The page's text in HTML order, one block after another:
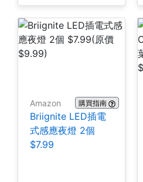
Amazon 購買指南
Briignite LED插電
式感應夜燈 2個
$7.99